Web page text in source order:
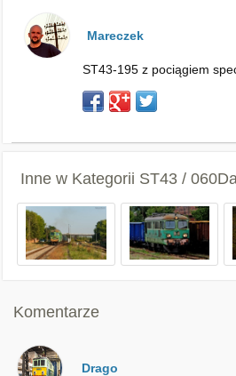
Mareczek
ST43-195 z pociągiem
Inne w Kategorii ST43 /
Komentarze
Drago